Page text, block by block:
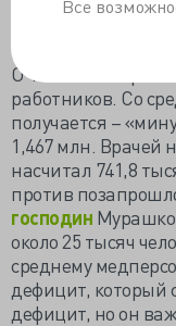
Все
руководителей
О чём стоит
работников. Со
получается –
1,467 млн. Врачей
насчитал 741,8
против
господин
около 25 тысяч
среднему
дефицит, который
дефицит, но он